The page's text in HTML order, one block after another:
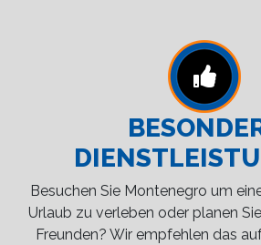
Besuchen Sie Montenegro um
Urlaub zu verleben oder planen
Freunden? Wir empfehlen das